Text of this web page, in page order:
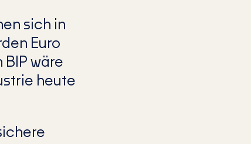
sich in
Euro
wäre
heute